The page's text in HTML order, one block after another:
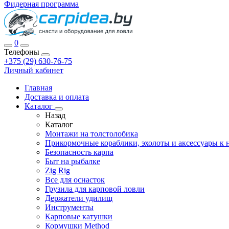
Фидерная программа
0
Телефоны
+375 (29) 630-76-75
Личный кабинет
Главная
Доставка и оплата
Каталог
Назад
Каталог
Монтажи на толстолобика
Прикормочные кораблики, эхолоты и аксессуары к
Безопасность карпа
Быт на рыбалке
Zig Rig
Все для оснасток
Грузила для карповой ловли
Держатели удилищ
Инструменты
Карповые катушки
Кормушки Method